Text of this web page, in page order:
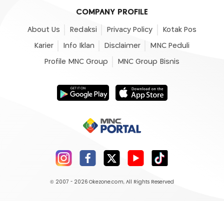
COMPANY PROFILE
About Us Redaksi Privacy Policy Kotak Pos
Karier Info Iklan Disclaimer MNC Peduli
Profile MNC Group MNC Group Bisnis
© 2007 - 2026 Okezone.com, All Rights Reserved